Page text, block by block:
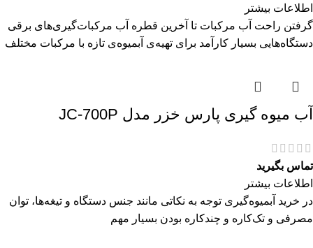
اطلاعات بیشتر
گرفتن راحت آب مرکبات تا آخرین قطره آب مرکبات‌گیری‌های برقی
دستگاه‌هایی بسیار کارآمد برای تهیه‌ی آبمیوه‌ی تازه با مرکبات مختلف
آب میوه گیری پارس خزر مدل JC-700P
تماس بگیرید
اطلاعات بیشتر
در خرید آبمیوه‌گیری توجه به نکاتی مانند جنس دستگاه و تیغه‌ها، توان
مصرفی و تک‌کاره و چندکاره بودن بسیار مهم